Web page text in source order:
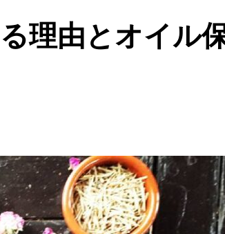
理由とオイル